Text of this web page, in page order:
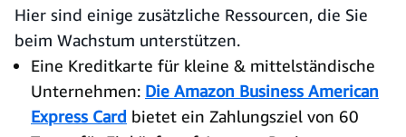
Hier sind einige zusätzliche Ressourcen, die Sie
beim Wachstum unterstützen.
Eine Kreditkarte für kleine & mittelständische
Unternehmen: Die Amazon Business American
Express Card bietet ein Zahlungsziel von 60